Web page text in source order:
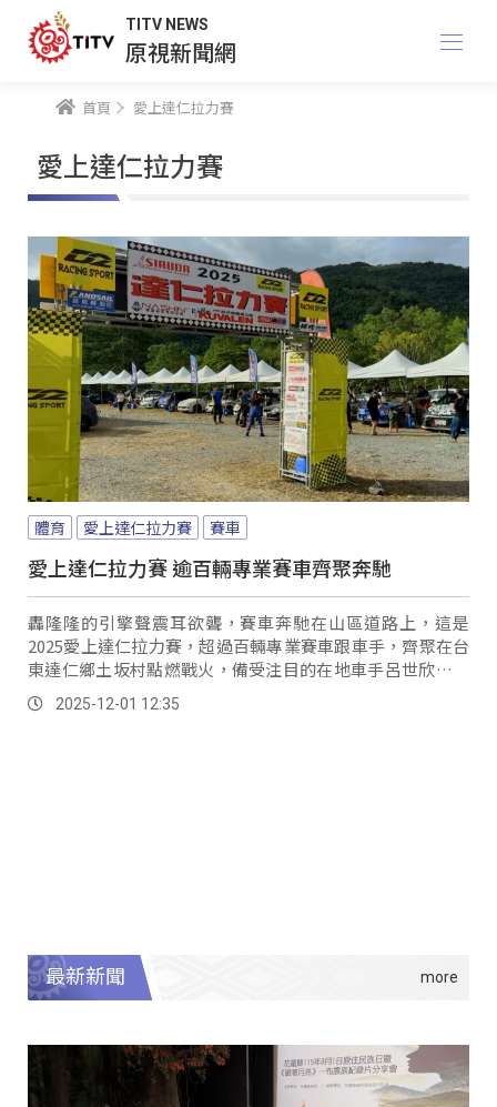
TITV NEWS
原視新聞網
首頁 愛上達仁拉力賽
愛上達仁拉力賽
體育 愛上達仁拉力賽 賽車
愛上達仁拉力賽 逾百輛專業賽車齊聚奔馳
轟隆隆的引擎聲震耳欲聾，賽車奔馳在山區道路上，這是
2025愛上達仁拉力賽，超過百輛專業賽車跟車手，齊聚在台
東達仁鄉土坂村點燃戰火，備受注目的在地車手呂世欣，在
完賽後接受在地族人的歡呼。
2025-12-01 12:35
最新新聞